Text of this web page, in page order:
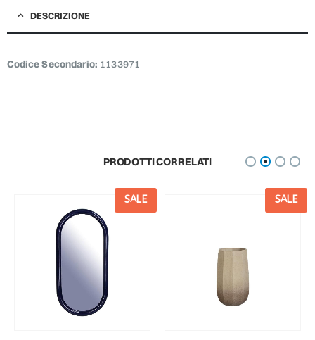
DESCRIZIONE
Codice Secondario: 1133971
PRODOTTI CORRELATI
SALE SALE